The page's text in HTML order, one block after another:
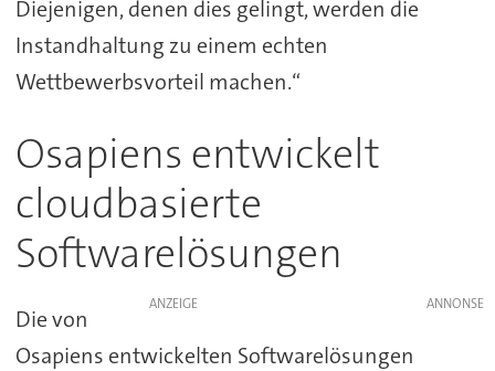
Diejenigen, denen dies gelingt, werden die
Instandhaltung zu einem echten
Wettbewerbsvorteil machen.“
Osapiens entwickelt
cloudbasierte
Softwarelösungen
ANZEIGE
Die von
Osapiens entwickelten Softwarelösungen